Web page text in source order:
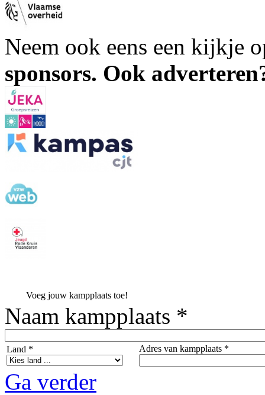
Neem ook eens een kijkje
sponsors. Ook
Voeg jouw kampplaats toe!
Naam kampplaats *
Land * Adres van kampplaats *
Ga verder